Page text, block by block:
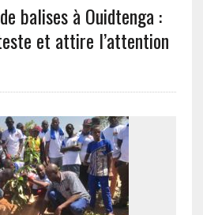
balises à Ouidtenga :
et attire l’attention